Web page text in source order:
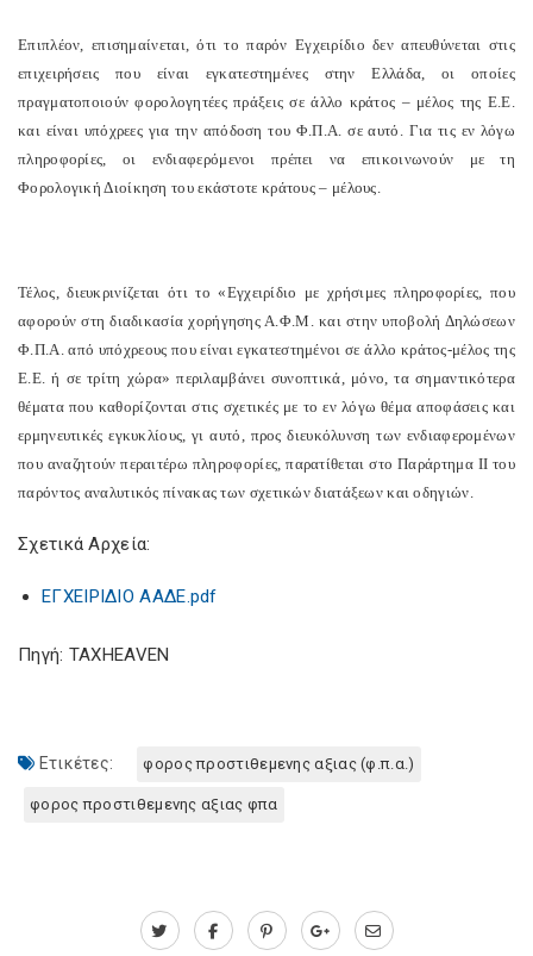
Επιπλέον, επισημαίνεται, ότι το παρόν Εγχειρίδιο δεν απευθύνεται στις
επιχειρήσεις που είναι εγκατεστημένες στην Ελλάδα, οι οποίες
πραγματοποιούν φορολογητέες πράξεις σε άλλο κράτος – μέλος της Ε.Ε.
και είναι υπόχρεες για την απόδοση του Φ.Π.Α. σε αυτό. Για τις εν λόγω
πληροφορίες, οι ενδιαφερόμενοι πρέπει να επικοινωνούν με τη
Φορολογική Διοίκηση του εκάστοτε κράτους – μέλους.
Τέλος, διευκρινίζεται ότι το «Εγχειρίδιο με χρήσιμες πληροφορίες, που
αφορούν στη διαδικασία χορήγησης Α.Φ.Μ. και στην υποβολή Δηλώσεων
Φ.Π.Α. από υπόχρεους που είναι εγκατεστημένοι σε άλλο κράτος-μέλος της
Ε.Ε. ή σε τρίτη χώρα» περιλαμβάνει συνοπτικά, μόνο, τα σημαντικότερα
θέματα που καθορίζονται στις σχετικές με το εν λόγω θέμα αποφάσεις και
ερμηνευτικές εγκυκλίους, γι αυτό, προς διευκόλυνση των ενδιαφερομένων
που αναζητούν περαιτέρω πληροφορίες, παρατίθεται στο Παράρτημα ΙΙ του
παρόντος αναλυτικός πίνακας των σχετικών διατάξεων και οδηγιών.
Σχετικά Αρχεία:
ΕΓΧΕΙΡΙΔΙΟ ΑΑΔΕ.pdf
Πηγή: TAXHEAVEN
Ετικέτες: φορος προστιθεμενης αξιας (φ.π.α.)
φορος προστιθεμενης αξιας φπα